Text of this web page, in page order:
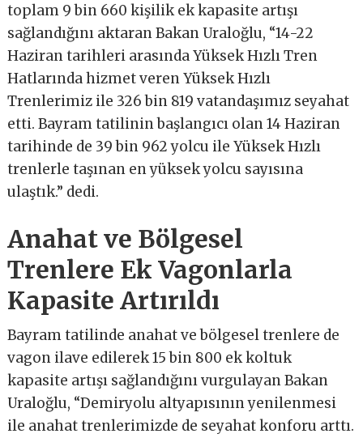
toplam 9 bin 660 kişilik ek kapasite artışı
sağlandığını aktaran Bakan Uraloğlu, “14-22
Haziran tarihleri arasında Yüksek Hızlı Tren
Hatlarında hizmet veren Yüksek Hızlı
Trenlerimiz ile 326 bin 819 vatandaşımız seyahat
etti. Bayram tatilinin başlangıcı olan 14 Haziran
tarihinde de 39 bin 962 yolcu ile Yüksek Hızlı
trenlerle taşınan en yüksek yolcu sayısına
ulaştık.” dedi.
Anahat ve Bölgesel
Trenlere Ek Vagonlarla
Kapasite Artırıldı
Bayram tatilinde anahat ve bölgesel trenlere de
vagon ilave edilerek 15 bin 800 ek koltuk
kapasite artışı sağlandığını vurgulayan Bakan
Uraloğlu, “Demiryolu altyapısının yenilenmesi
ile anahat trenlerimizde de seyahat konforu arttı.